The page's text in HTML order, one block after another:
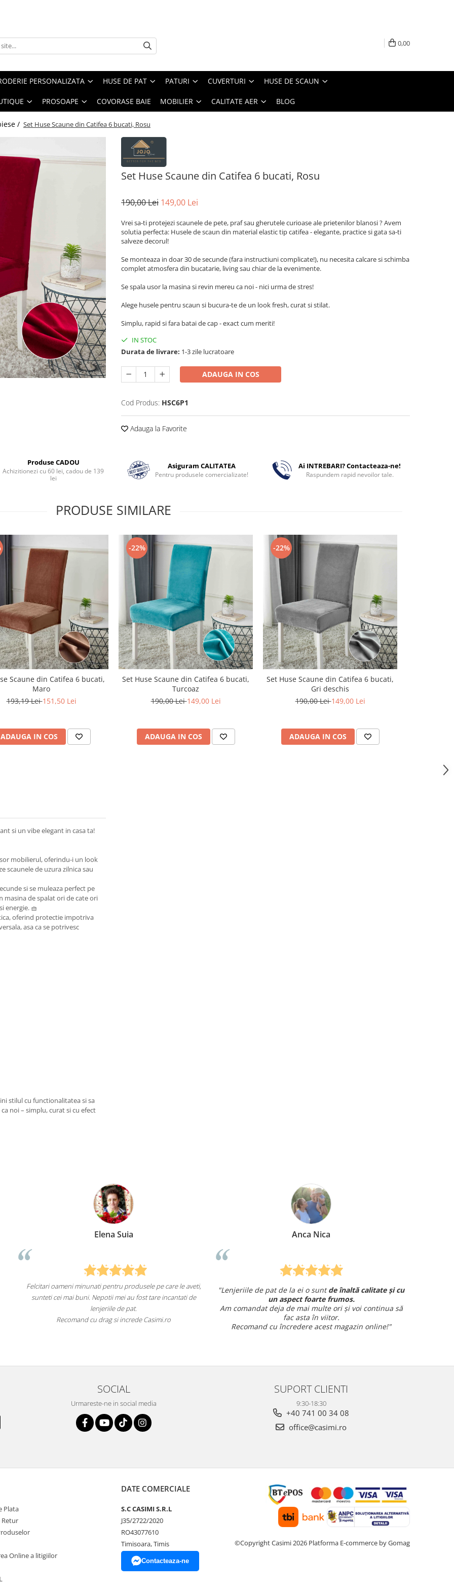
0,00
PERSONALIZATA HUSE DE PAT PATURI CUVERTURI HUSE DE SCAUN
PROSOAPE COVORASE BAIE MOBILIER CALITATE AER BLOG
/ Set Huse Scaune din Catifea 6 bucati, Rosu
Set Huse Scaune din Catifea 6 bucati, Rosu
190,00 Lei 149,00 Lei
Vrei sa-ti protejezi scaunele de pete, praf sau gherutele curioase ale prietenilor blanosi ? Avem
solutia perfecta: Husele de scaun din material elastic tip catifea - elegante, practice si gata sa-ti
salveze decorul!
Se monteaza in doar 30 de secunde (fara instructiuni complicate!), nu necesita calcare si schimba
complet atmosfera din bucatarie, living sau chiar de la evenimente.
Se spala usor la masina si revin mereu ca noi - nici urma de stres!
Alege husele pentru scaun si bucura-te de un look fresh, curat si stilat.
Simplu, rapid si fara batai de cap - exact cum meriti!
IN STOC
Durata de livrare: 1-3 zile lucratoare
ADAUGA IN COS
Cod Produs: HSC6P1
Adauga la Favorite
Produse CADOU
Achizitionezi cu 60 lei, cadou de 139
lei
Asiguram CALITATEA
Pentru produsele comercializate!
Ai INTREBARI? Contacteaza-ne!
Raspundem rapid nevoilor tale.
PRODUSE SIMILARE
Scaune din Catifea 6 bucati,
Maro
193,19 Lei151,50 Lei
ADAUGA IN COS
-22%
Set Huse Scaune din Catifea 6 bucati,
Turcoaz
190,00 Lei149,00 Lei
ADAUGA IN COS
-22%
Set Huse Scaune din Catifea 6 bucati,
Gri deschis
190,00 Lei149,00 Lei
ADAUGA IN COS
si un vibe elegant in casa ta!
mobilierul, oferindu-i un look
scaunele de uzura zilnica sau
si se muleaza perfect pe
masina de spalat ori de cate ori
energie. 🧺
oferind protectie impotriva
asa ca se potrivesc
stilul cu functionalitatea si sa
noi – simplu, curat si cu efect
oameni minunati pentru produsele pe care le aveti,
cei mai buni. Nepotii mei au fost tare incantati de
lenjeriile de pat.
Recomand cu drag si increde Casimi.ro
"Lenjeriile de pat de la ei o suntde înaltă calitate și cu
un aspect foarte frumos.
Am comandat deja de mai multe ori și voi continua să
fac asta în viitor.
Recomand cu încredere acest magazin online!"
Am comandat o
SOCIAL
Urmareste-ne in social media
SUPORT CLIENTI
9:30-18:30
+40 741 00 34 08
office@casimi.ro
Plata
Retur
Online a litigiilor
DATE COMERCIALE
S.C CASIMI S.R.L
J35/2722/2020
RO43077610
Timisoara, Timis
Contacteaza-ne
©Copyright Casimi 2026 Platforma E-commerce by Gomag